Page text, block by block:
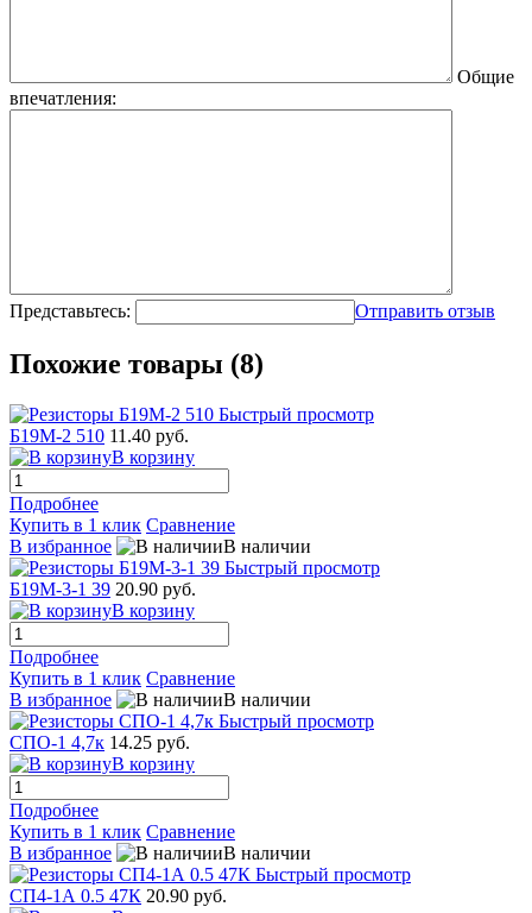
Общие
впечатления:
Представьтесь: Отправить отзыв
Похожие товары (8)
Быстрый просмотр
Б19М-2 510 11.40 руб.
В корзину
Подробнее
Купить в 1 клик Сравнение
В избранное
В наличии
Быстрый просмотр
Б19М-3-1 39 20.90 руб.
В корзину
Подробнее
Купить в 1 клик Сравнение
В избранное
В наличии
Быстрый просмотр
СПО-1 4,7к 14.25 руб.
В корзину
Подробнее
Купить в 1 клик Сравнение
В избранное
В наличии
Быстрый просмотр
СП4-1А 0.5 47К 20.90 руб.